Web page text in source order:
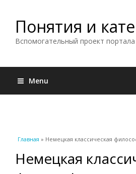
Понятия и
Вспомогательный проект
Menu
Вы здесь
Главная » Немецкая классическая
Немецкая